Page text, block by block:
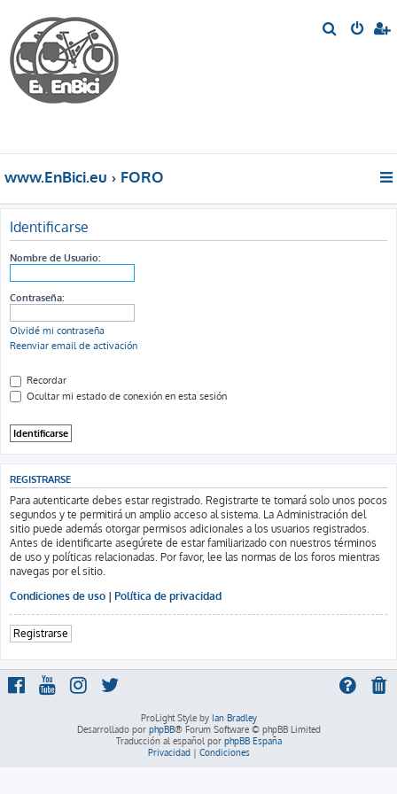
www.EnBici.eu FORO
Identificarse
Nombre de Usuario:
Contraseña:
Olvidé mi contraseña
Reenviar email de activación
Recordar
Ocultar mi estado de conexión en esta sesión
REGISTRARSE
Para autenticarte debes estar registrado. Registrarte te tomará solo unos pocos
segundos y te permitirá un amplio acceso al sistema. La Administración del
sitio puede además otorgar permisos adicionales a los usuarios registrados.
Antes de identificarte asegúrete de estar familiarizado con nuestros términos
de uso y políticas relacionadas. Por favor, lee las normas de los foros mientras
navegas por el sitio.
Condiciones de uso | Política de privacidad
Registrarse
ProLight Style by Ian Bradley
Desarrollado por phpBB® Forum Software © phpBB Limited
Traducción al español por phpBB España
Privacidad| Condiciones